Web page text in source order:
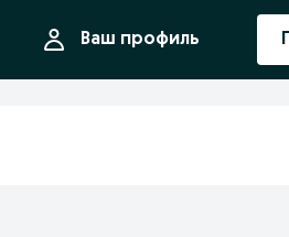
Ваш профиль